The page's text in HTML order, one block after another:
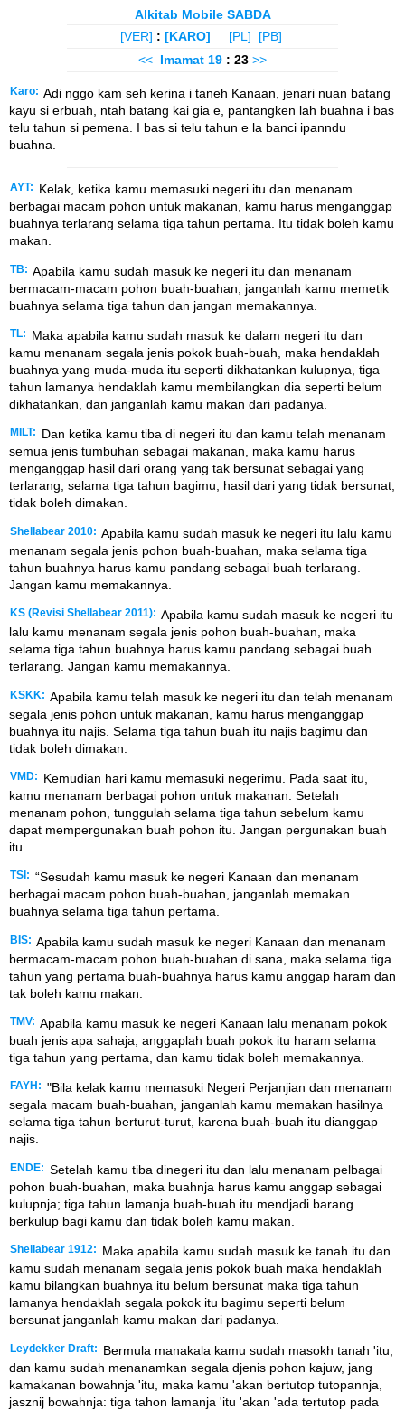
Alkitab Mobile SABDA
[VER] : [KARO] [PL]
[PB]
<< Imamat 19 : 23 >>
Karo: Adi nggo kam seh kerina i taneh Kanaan, jenari nuan batang
kayu si erbuah, ntah batang kai gia e, pantangken lah buahna i bas
telu tahun si pemena. I bas si telu tahun e la banci ipanndu
buahna.
AYT:
Kelak, ketika kamu memasuki negeri itu dan menanam
berbagai macam pohon untuk makanan, kamu harus menganggap
buahnya terlarang selama tiga tahun pertama. Itu tidak boleh kamu
makan.
TB: Apabila kamu sudah masuk ke negeri itu dan menanam
bermacam-macam pohon buah-buahan, janganlah kamu memetik
buahnya selama tiga tahun dan jangan memakannya.
TL:
Maka apabila kamu sudah masuk ke dalam negeri itu dan
kamu menanam segala jenis pokok buah-buah, maka hendaklah
buahnya yang muda-muda itu seperti dikhatankan kulupnya, tiga
tahun lamanya hendaklah kamu membilangkan dia seperti belum
dikhatankan, dan janganlah kamu makan dari padanya.
MILT:
Dan ketika kamu tiba di negeri itu dan kamu telah menanam
semua jenis tumbuhan sebagai makanan, maka kamu harus
menganggap hasil dari orang yang tak bersunat sebagai yang
terlarang, selama tiga tahun bagimu, hasil dari yang tidak bersunat,
tidak boleh dimakan.
Shellabear 2010: Apabila kamu sudah masuk ke negeri itu lalu kamu
menanam segala jenis pohon buah-buahan, maka selama tiga
tahun buahnya harus kamu pandang sebagai buah terlarang.
Jangan kamu memakannya.
KS (Revisi Shellabear 2011): Apabila kamu sudah masuk ke negeri itu
lalu kamu menanam segala jenis pohon buah-buahan, maka
selama tiga tahun buahnya harus kamu pandang sebagai buah
terlarang. Jangan kamu memakannya.
KSKK: Apabila kamu telah masuk ke negeri itu dan telah menanam
segala jenis pohon untuk makanan, kamu harus menganggap
buahnya itu najis. Selama tiga tahun buah itu najis bagimu dan
tidak boleh dimakan.
VMD:
Kemudian hari kamu memasuki negerimu. Pada saat itu,
kamu menanam berbagai pohon untuk makanan. Setelah
menanam pohon, tunggulah selama tiga tahun sebelum kamu
dapat mempergunakan buah pohon itu. Jangan pergunakan buah
itu.
TSI: “Sesudah kamu masuk ke negeri Kanaan dan menanam
berbagai macam pohon buah-buahan, janganlah memakan
buahnya selama tiga tahun pertama.
BIS: Apabila kamu sudah masuk ke negeri Kanaan dan menanam
bermacam-macam pohon buah-buahan di sana, maka selama tiga
tahun yang pertama buah-buahnya harus kamu anggap haram dan
tak boleh kamu makan.
TMV: Apabila kamu masuk ke negeri Kanaan lalu menanam pokok
buah jenis apa sahaja, anggaplah buah pokok itu haram selama
tiga tahun yang pertama, dan kamu tidak boleh memakannya.
FAYH: "Bila kelak kamu memasuki Negeri Perjanjian dan menanam
segala macam buah-buahan, janganlah kamu memakan hasilnya
selama tiga tahun berturut-turut, karena buah-buah itu dianggap
najis.
ENDE: Setelah kamu tiba dinegeri itu dan lalu menanam pelbagai
pohon buah-buahan, maka buahnja harus kamu anggap sebagai
kulupnja; tiga tahun lamanja buah-buah itu mendjadi barang
berkulup bagi kamu dan tidak boleh kamu makan.
Shellabear 1912:
Maka apabila kamu sudah masuk ke tanah itu dan
kamu sudah menanam segala jenis pokok buah maka hendaklah
kamu bilangkan buahnya itu belum bersunat maka tiga tahun
lamanya hendaklah segala pokok itu bagimu seperti belum
bersunat janganlah kamu makan dari padanya.
Leydekker Draft:
Bermula manakala kamu sudah masokh tanah 'itu,
dan kamu sudah menanamkan segala djenis pohon kajuw, jang
kamakanan bowahnja 'itu, maka kamu 'akan bertutop tutopannja,
jasznij bowahnja: tiga tahon lamanja 'itu 'akan 'ada tertutop pada